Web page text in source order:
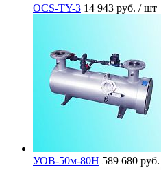
OCS-TY-3 14 943 руб. / шт
УОВ-50м-80Н 589 680 руб.